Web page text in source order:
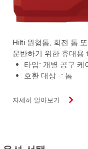
Hilti 원형톱, 회전 톱
운반하기 위한 휴대용
타입: 개별 공구 케
호환 대상 -: 톱
자세히 알아보기